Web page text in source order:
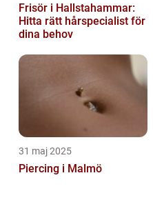
Frisör i Hallstahammar:
Hitta rätt hårspecialist för
dina behov
31 maj 2025
Piercing i Malmö